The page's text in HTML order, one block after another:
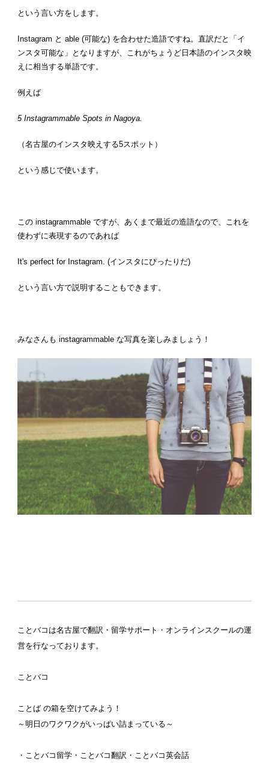
という言い方をします。
Instagram と able (可能な) を合わせた造語ですね。直訳だと「イ
ンスタ可能な」となりますが、これがちょうど日本語のインスタ映
えに相当する単語です。
例えば
5 Instagrammable Spots in Nagoya.
（名古屋のインスタ映えする5スポット）
という感じで使います。
この instagrammable ですが、あくまで最近の造語なので、これを
使わずに表現するのであれば
It's perfect for Instagram. (インスタにぴったりだ)
という言い方で説明することもできます。
みなさんも instagrammable な写真を楽しみましょう！
ことバコは名古屋で翻訳・留学サポート・オンラインスクールの運
営を行なっております。
ことバコ
ことば の箱を空けてみよう！
～明日のワクワクがいっぱい詰まっている～
・ことバコ留学・ことバコ翻訳・ことバコ英会話